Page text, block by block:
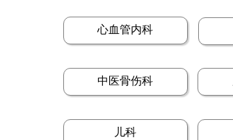
心血管内科
中医骨伤科
儿科